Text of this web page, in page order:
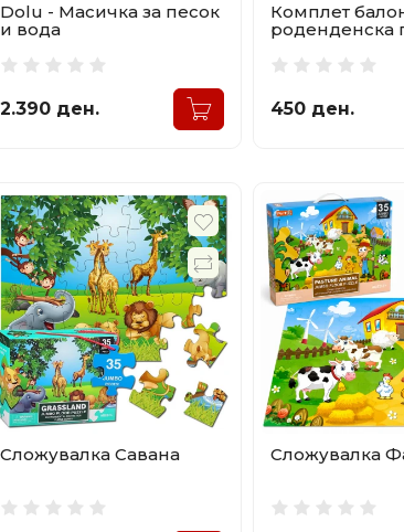
Dolu - Масичка за песок
и вода
2.390 ден.
Комплет
роденденска
450 ден.
Сложувалка Савана Сложувалка